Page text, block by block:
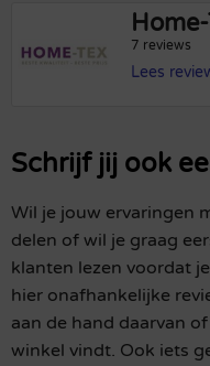
7 reviews
Lees
Schrijf jij ook
Wil je jouw ervaringen
delen of wil je graag
klanten lezen voordat
hier onafhankelijke
aan de hand daarvan
winkel vindt. Ook iets